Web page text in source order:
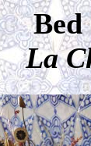
Bed
La